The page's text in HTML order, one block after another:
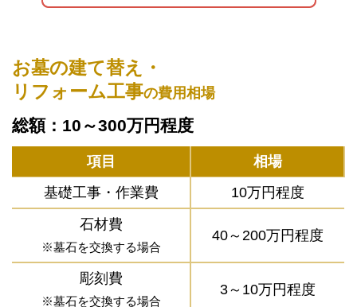
お墓の建て替え・
リフォーム工事の費用相場
総額：10～300万円程度
項目
相場
基礎工事・作業費
10万円程度
石材費
※墓石を交換する場合
40～200万円程度
彫刻費
※墓石を交換する場合
3～10万円程度